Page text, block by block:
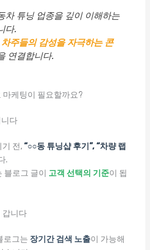
차 튜닝 업종을 깊이 이해하는
다.
차주들의 감성을 자극하는 콘
연결합니다.
케팅이 필요할까요?
다
전,“○○동 튜닝샵 후기”, “차량 랩
.
블로그 글이 고객 선택의 기준이 됩
갑니다
로그는 장기간 검색 노출이 가능해